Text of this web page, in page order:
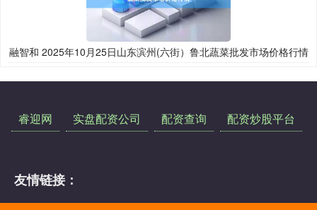
融智和 2025年10月25日山东滨州(六街）鲁北蔬菜批发市场价格行情
睿迎网 实盘配资公司 配资查询 配资炒股平台
友情链接：